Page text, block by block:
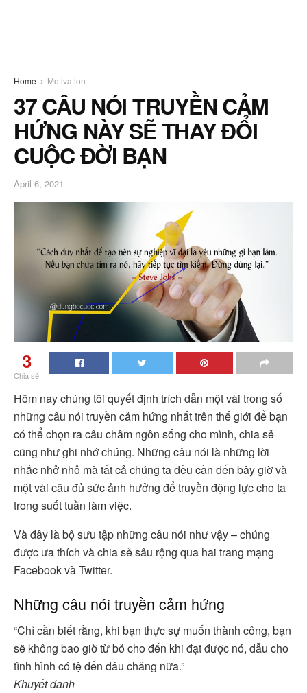
Home Motivation
37 CÂU NÓI TRUYỀN CẢM
HỨNG NÀY SẼ THAY ĐỔI
CUỘC ĐỜI BẠN
April 6, 2021
3
Chia sẻ
Hôm nay chúng tôi quyết định trích dẫn một vài trong số
những câu nói truyền cảm hứng nhất trên thế giới để bạn
có thể chọn ra câu châm ngôn sống cho mình, chia sẻ
cũng như ghi nhớ chúng. Những câu nói là những lời
nhắc nhở nhỏ mà tất cả chúng ta đều cần đến bây giờ và
một vài câu đủ sức ảnh hưởng để truyền động lực cho ta
trong suốt tuần làm việc.
Và đây là bộ sưu tập những câu nói như vậy – chúng
được ưa thích và chia sẻ sâu rộng qua hai trang mạng
Facebook và Twitter.
Những câu nói truyền cảm hứng
“Chỉ cần biết rằng, khi bạn thực sự muốn thành công, bạn
sẽ không bao giờ từ bỏ cho đến khi đạt được nó, dẫu cho
tình hình có tệ đến đâu chăng nữa.”
Khuyết danh